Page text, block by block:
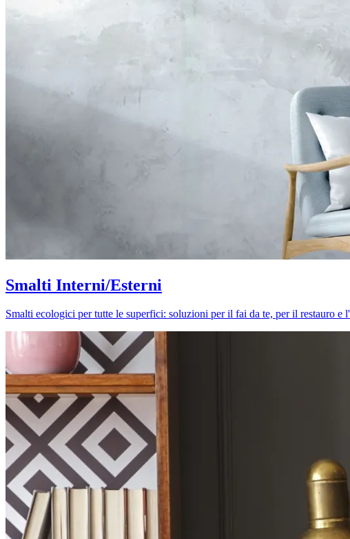
Smalti Interni/Esterni
Smalti ecologici per tutte le superfici: soluzioni per il fai da te, per il restauro